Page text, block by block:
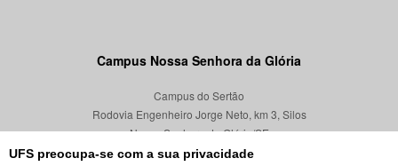
UFS preocupa-se com a sua privacidade
Campus Nossa Senhora da Glória
Campus do Sertão
Rodovia Engenheiro Jorge Neto, km 3, Silos
Nossa Senhora da Glória/SE
CEP 49680-000